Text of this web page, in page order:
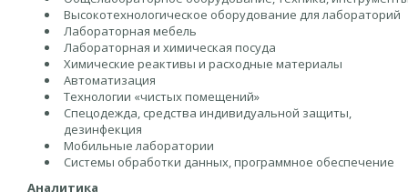
Высокотехнологическое оборудование для лабораторий
Лабораторная мебель
Лабораторная и химическая посуда
Химические реактивы и расходные материалы
Автоматизация
Технологии «чистых помещений»
Спецодежда, средства индивидуальной защиты,
дезинфекция
Мобильные лаборатории
Системы обработки данных, программное обеспечение
Аналитика